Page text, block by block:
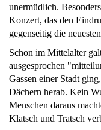
unermüdlich.
Konzert, das den
gegenseitig die
Schon im Mittelalter
ausgesprochen
Gassen einer Stadt
Dächern herab. Kein
Menschen daraus
Klatsch und Tratsch